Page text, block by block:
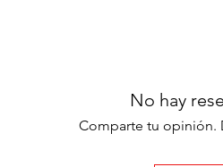
No hay
Comparte tu opinión.